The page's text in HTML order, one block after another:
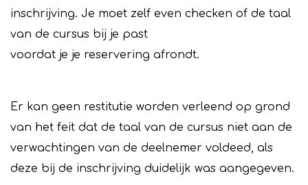
inschrijving. Je moet zelf even checken of de taal
van de cursus bij je past
voordat je je reservering afrondt.
Er kan geen restitutie worden verleend op grond
van het feit dat de taal van de cursus niet aan de
verwachtingen van de deelnemer voldeed, als
deze bij de inschrijving duidelijk was aangegeven.